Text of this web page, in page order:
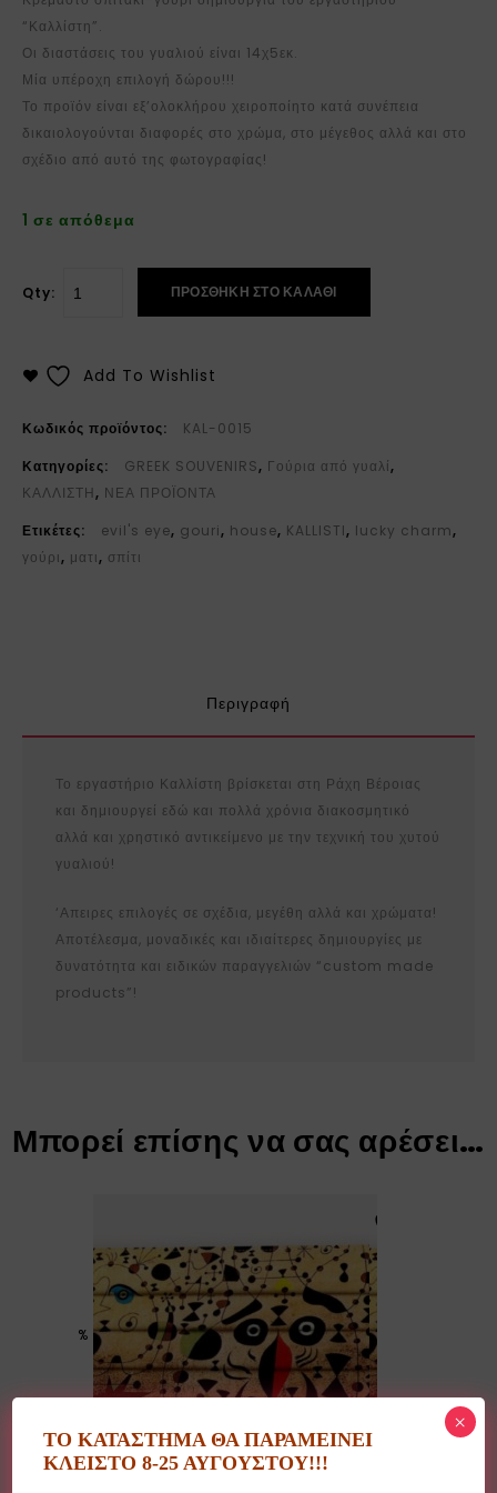
“Καλλίστη”.
Οι διαστάσεις του γυαλιού είναι 14χ5εκ.
Μία υπέροχη επιλογή δώρου!!!
Το προϊόν είναι εξ’ολοκλήρου χειροποίητο κατά συνέπεια
δικαιολογούνται διαφορές στο χρώμα, στο μέγεθος αλλά και στο
σχέδιο από αυτό της φωτογραφίας!
1 σε απόθεμα
Qty: ΠΡΟΣΘΉΚΗ ΣΤΟ ΚΑΛΆΘΙ
Add To Wishlist
Κωδικός προϊόντος:
KAL-0015
Κατηγορίες:
GREEK SOUVENIRS, Γούρια από γυαλί,
ΚΑΛΛΙΣΤΗ, ΝΕΑ ΠΡΟΪΟΝΤΑ
Ετικέτες:
evil's eye, gouri, house, KALLISTI, lucky charm,
γούρι, ματι, σπίτι
Περιγραφή
Το εργαστήριο Καλλίστη βρίσκεται στη Ράχη Βέροιας
και δημιουργεί εδώ και πολλά χρόνια διακοσμητικό
αλλά και χρηστικό αντικείμενο με την τεχνική του χυτού
γυαλιού!
‘Απειρες επιλογές σε σχέδια, μεγέθη αλλά και χρώματα!
Αποτέλεσμα, μοναδικές και ιδιαίτερες δημιουργίες με
δυνατότητα και ειδικών παραγγελιών “custom made
products”!
Μπορεί επίσης να σας αρέσει…
%
ΤΟ ΚΑΤΑΣΤΗΜΑ ΘΑ ΠΑΡΑΜΕΙΝΕΙ
ΚΛΕΙΣΤΟ 8-25 ΑΥΓΟΥΣΤΟΥ!!!
×